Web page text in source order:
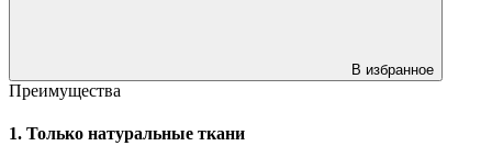
В избранное
Преимущества
1. Только натуральные ткани